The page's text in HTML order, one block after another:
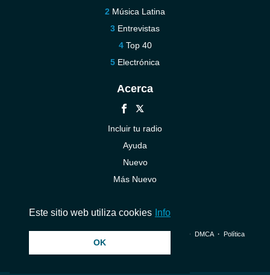
Música Latina
Entrevistas
Top 40
Electrónica
Acerca
Incluir tu radio
Ayuda
Nuevo
Más Nuevo
© 2026 InstantAudio. Reservados todos los derechos. ・ DMCA・ Política
Este sitio web utiliza cookies Info
OK